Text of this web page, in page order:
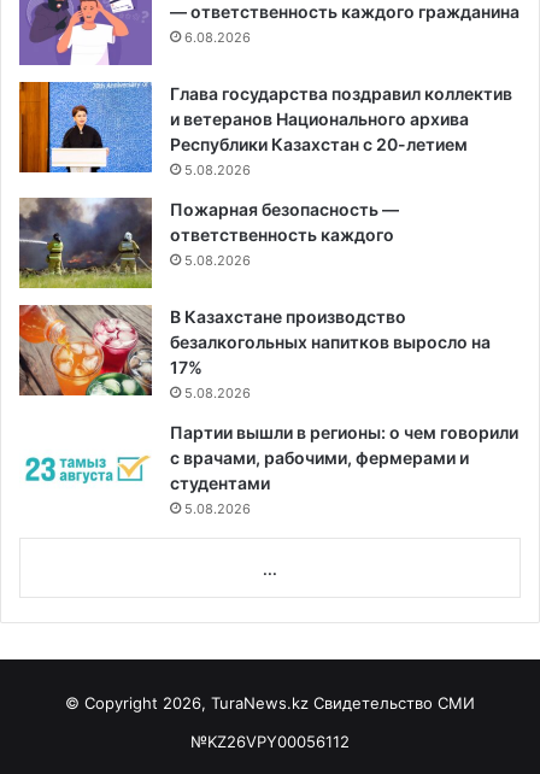
— ответственность каждого гражданина
6.08.2026
Глава государства поздравил коллектив
и ветеранов Национального архива
Республики Казахстан с 20-летием
5.08.2026
Пожарная безопасность —
ответственность каждого
5.08.2026
В Казахстане производство
безалкогольных напитков выросло на
17%
5.08.2026
Партии вышли в регионы: о чем говорили
с врачами, рабочими, фермерами и
студентами
5.08.2026
...
© Copyright 2026, TuraNews.kz Свидетельство СМИ
№KZ26VPY00056112